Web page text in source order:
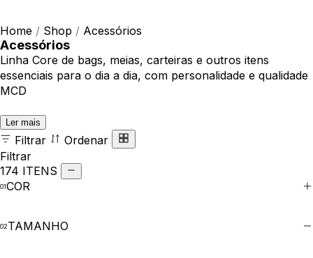
Home / Shop / Acessórios
Acessórios
Linha Core de bags, meias, carteiras e outros itens
essenciais para o dia a dia, com personalidade e qualidade
MCD
Ler mais
Filtrar
Ordenar
Filtrar
174 ITENS
COR
TAMANHO